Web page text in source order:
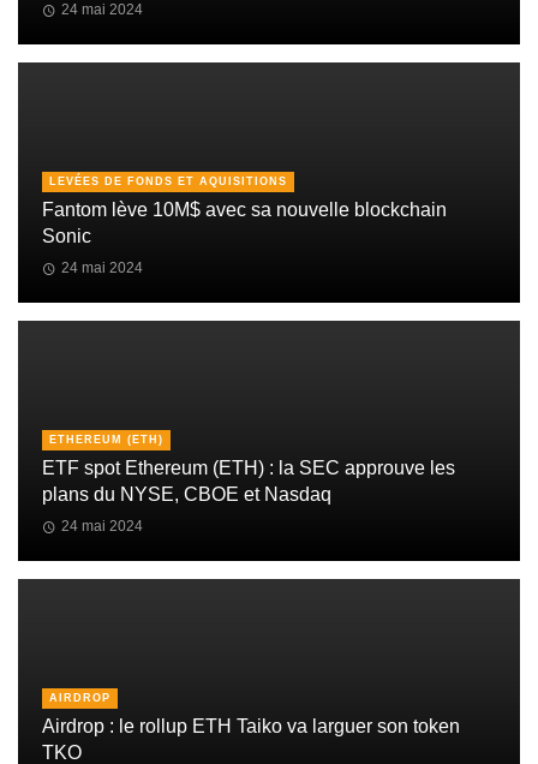
24 mai 2024
LEVÉES DE FONDS ET AQUISITIONS
Fantom lève 10M$ avec sa nouvelle blockchain
Sonic
24 mai 2024
ETHEREUM (ETH)
ETF spot Ethereum (ETH) : la SEC approuve les
plans du NYSE, CBOE et Nasdaq
24 mai 2024
AIRDROP
Airdrop : le rollup ETH Taiko va larguer son token
TKO